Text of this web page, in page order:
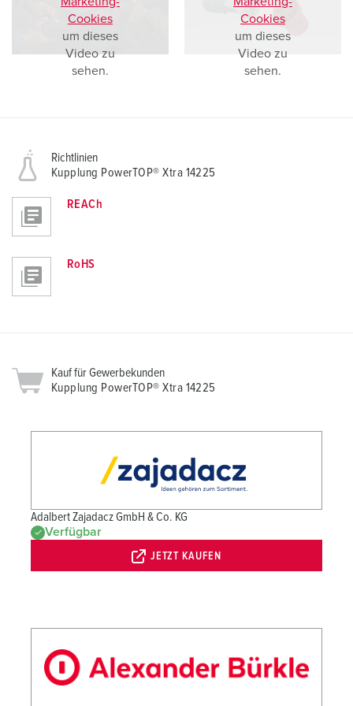
Cookies
um dieses
Video zu
sehen.
Cookies
um dieses
Video zu
sehen.
Richtlinien
Kupplung PowerTOP® Xtra 14225
REACh
RoHS
Kauf für Gewerbekunden
Kupplung PowerTOP® Xtra 14225
Adalbert Zajadacz GmbH & Co. KG
Verfügbar
JETZT KAUFEN